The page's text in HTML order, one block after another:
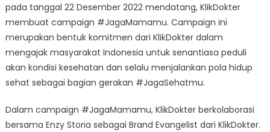
pada tanggal 22 Desember 2022 mendatang, KlikDokter
membuat campaign #JagaMamamu. Campaign ini
merupakan bentuk komitmen dari KlikDokter dalam
mengajak masyarakat Indonesia untuk senantiasa peduli
akan kondisi kesehatan dan selalu menjalankan pola hidup
sehat sebagai bagian gerakan #JagaSehatmu.
Dalam campaign #JagaMamamu, KlikDokter berkolaborasi
bersama Enzy Storia sebagai Brand Evangelist dari KlikDokter.